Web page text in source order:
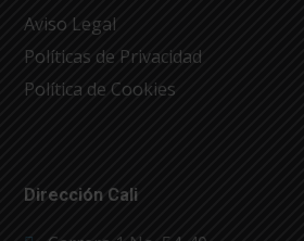
Aviso Legal
Políticas de Privacidad
Política de Cookies
Dirección Cali